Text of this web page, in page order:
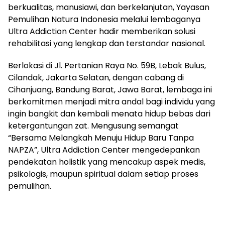
berkualitas, manusiawi, dan berkelanjutan, Yayasan
Pemulihan Natura Indonesia melalui lembaganya
Ultra Addiction Center hadir memberikan solusi
rehabilitasi yang lengkap dan terstandar nasional.
Berlokasi di Jl. Pertanian Raya No. 59B, Lebak Bulus,
Cilandak, Jakarta Selatan, dengan cabang di
Cihanjuang, Bandung Barat, Jawa Barat, lembaga ini
berkomitmen menjadi mitra andal bagi individu yang
ingin bangkit dan kembali menata hidup bebas dari
ketergantungan zat. Mengusung semangat
“Bersama Melangkah Menuju Hidup Baru Tanpa
NAPZA”, Ultra Addiction Center mengedepankan
pendekatan holistik yang mencakup aspek medis,
psikologis, maupun spiritual dalam setiap proses
pemulihan.